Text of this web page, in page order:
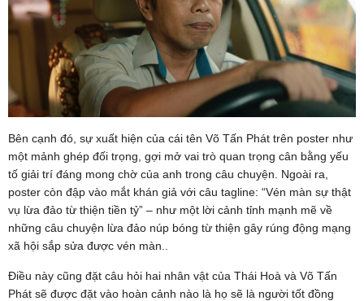
Bên cạnh đó, sự xuất hiện của cái tên Võ Tấn Phát trên poster như
một mảnh ghép đối trọng, gợi mở vai trò quan trọng cân bằng yếu
tố giải trí đáng mong chờ của anh trong câu chuyện. Ngoài ra,
poster còn đập vào mắt khán giả với câu tagline: “Vén màn sự thật
vụ lừa đảo từ thiện tiền tỷ” – như một lời cảnh tỉnh mạnh mẽ về
những câu chuyện lừa đảo núp bóng từ thiện gây rúng động mạng
xã hội sắp sửa được vén màn..
Điều này cũng đặt câu hỏi hai nhân vật của Thái Hoà và Võ Tấn
Phát sẽ được đặt vào hoàn cảnh nào là họ sẽ là người tốt đồng